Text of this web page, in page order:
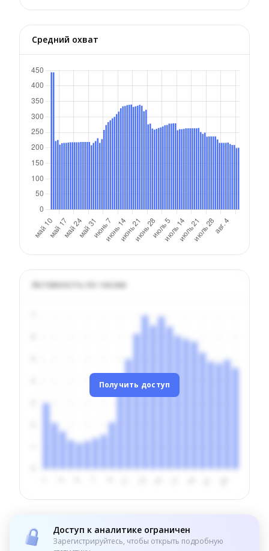
Средний охват
Активность по часам
Получить доступ
Доступ к аналитике ограничен
Зарегистрируйтесь, чтобы открыть подробную